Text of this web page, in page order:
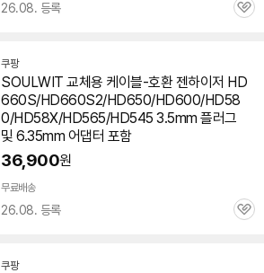
26.08. 등록
관
쿠팡
SOULWIT 교체용 케이블-호환 젠하이저 HD
660S/HD660S2/HD650/HD600/HD58
0/HD58X/HD565/HD545 3.5mm 플러그
및 6.35mm 어댑터 포함
36,900원
무료배송
26.08. 등록
관
쿠팡